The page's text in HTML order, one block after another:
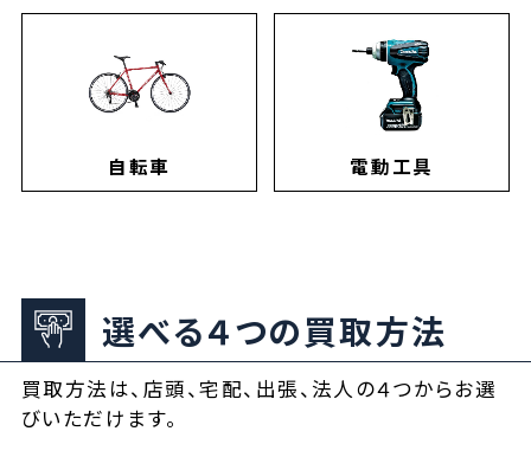
自転車 電動工具
選べる４つの買取方法
買取方法は、店頭、宅配、出張、法人の４つからお選
びいただけます。